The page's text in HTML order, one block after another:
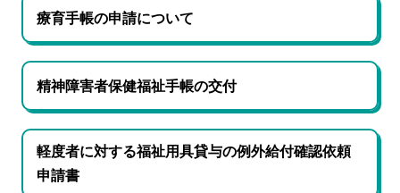
療育手帳の申請について
精神障害者保健福祉手帳の交付
軽度者に対する福祉用具貸与の例外給付確認依頼
申請書